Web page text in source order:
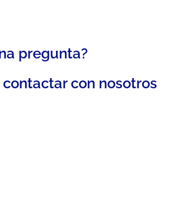
pregunta?
con nosotros